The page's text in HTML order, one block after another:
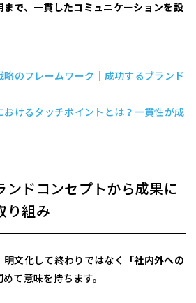
で、一貫したコミュニケーションを設
略のフレームワーク｜成功するブランド
おけるタッチポイントとは？一貫性が成
ンドコンセプトから成果に
り組み
文化して終わりではなく
「社内外への
て意味を持ちます。